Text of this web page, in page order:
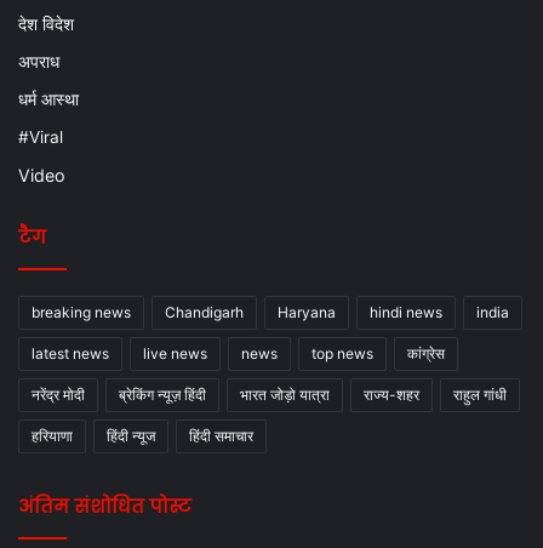
देश विदेश
अपराध
धर्म आस्था
#Viral
Video
टैग
breaking news Chandigarh Haryana hindi news india
latest news live news news top news कांग्रेस
नरेंद्र मोदी ब्रेकिंग न्यूज़ हिंदी भारत जोड़ो यात्रा राज्य-शहर राहुल गांधी
हरियाणा हिंदी न्यूज हिंदी समाचार
अंतिम संशोधित पोस्ट